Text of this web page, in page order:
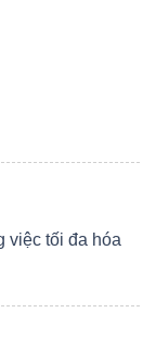
việc tối đa hóa